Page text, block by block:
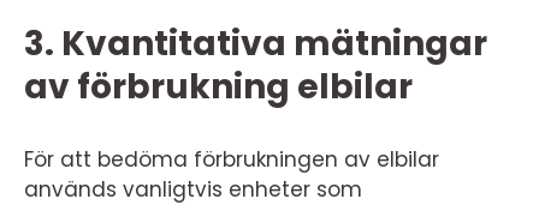
3. Kvantitativa mätningar
av förbrukning elbilar
För att bedöma förbrukningen av elbilar
används vanligtvis enheter som